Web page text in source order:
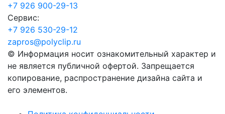
+7 926 900-29-13
Cервис:
+7 926 530-29-12
zapros@polyclip.ru
© Информация носит ознакомительный характер и
не является публичной офертой. Запрещается
копирование, распространение дизайна сайта и
его элементов.